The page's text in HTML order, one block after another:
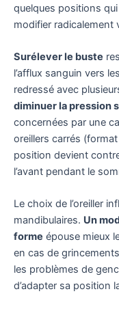
quelques positions
modifier radicalement
Surélever le buste
l’afflux sanguin vers
redressé avec
diminuer la pression
concernées par une
oreillers carrés
position devient
l’avant pendant le
Le choix de l’oreiller
mandibulaires. Un
forme épouse mieux
en cas de
les problèmes de
d’adapter sa position